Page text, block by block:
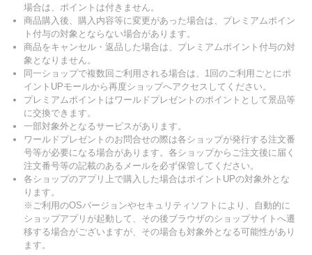
場合は、ポイントは付きません。
商品購入後、購入内容等に変更があった場合は、プレミアムポイン
ト付与の対象とならない場合があります。
商品をキャンセル・返品した場合は、プレミアムポイント付与の対
象となりません。
同一ショップで複数回ご利用される場合は、1回のご利用ごとにポ
イントUPモールから再度ショップへアクセスしてください。
プレミアムポイントはワールドプレゼントのポイントとして景品等
に交換できます。
一部対象外となるサービスがあります。
ワールドプレゼントのお問合せの際は各ショップが発行する注文番
号等が必要になる場合があります。各ショップからご注文後に届く
注文番号等の記載のあるメールを必ず保管してください。
各ショップのアプリ上で購入した場合はポイントUPの対象外とな
ります。
※ご利用のOSバージョンやセキュリティソフトにより、自動的に
ショップアプリが起動して、その後ブラウザのショップサイトへ遷
移する場合がございますが、その場合も対象外となる可能性があり
ます。